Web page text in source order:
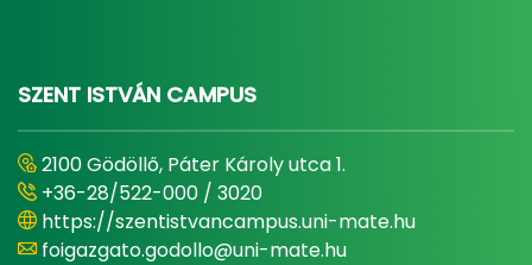
SZENT ISTVÁN CAMPUS
2100 Gödöllő, Páter Károly utca 1.
+36-28/522-000 / 3020
https://szentistvancampus.uni-mate.hu
foigazgato.godollo@uni-mate.hu